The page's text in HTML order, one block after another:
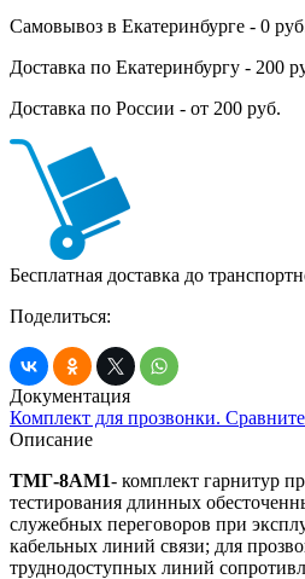
Самовывоз в Екатеринбурге - 0
Доставка по Екатеринбургу - 200
Доставка по России - от 200 руб.
Бесплатная доставка до
Поделиться:
Документация
Комплект для прозвонки.
Описание
ТМГ-8АМ1- комплект гарнитур
тестирования длинных
служебных переговоров при
кабельных линий связи; для
труднодоступных линий